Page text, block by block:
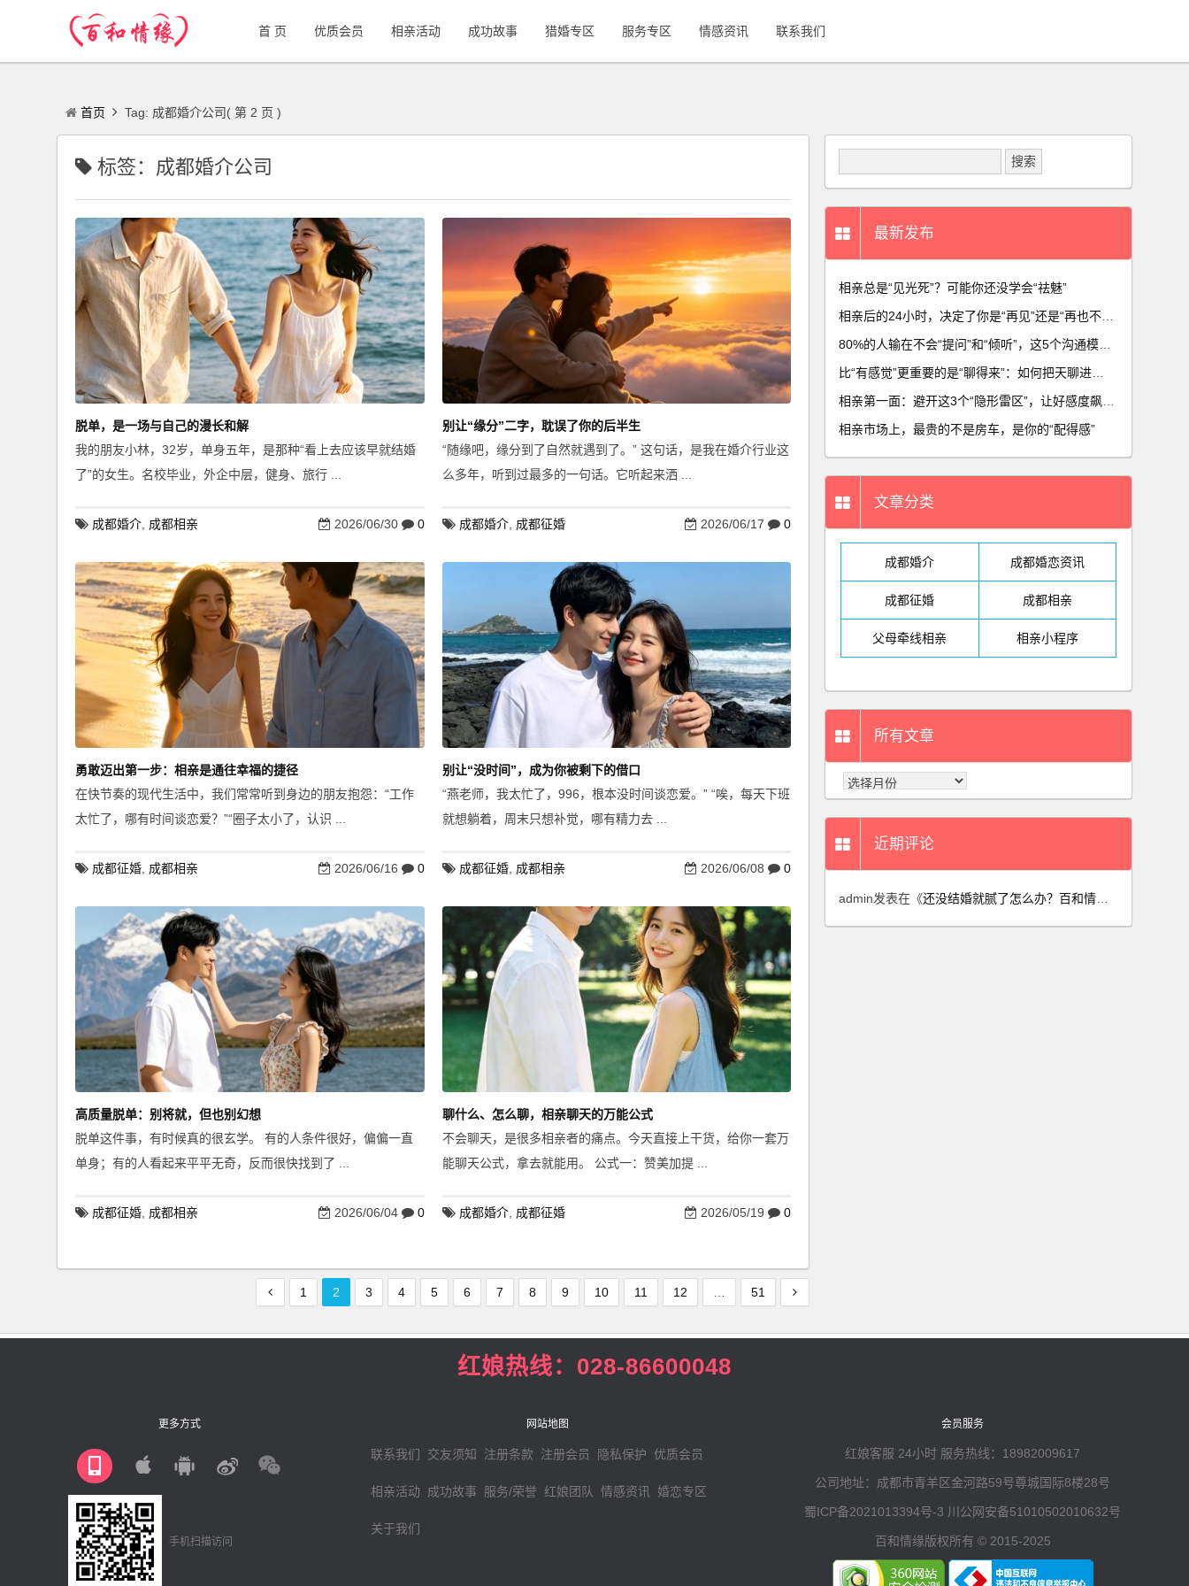
首 页 优质会员 相亲活动 成功故事 猎婚专区 服务专区 情感资讯 联系我们
首页 Tag: 成都婚介公司( 第 2 页 )
标签：成都婚介公司
脱单，是一场与自己的漫长和解
我的朋友小林，32岁，单身五年，是那种“看上去应该早就结婚
了”的女生。名校毕业，外企中层，健身、旅行 ...
成都婚介 成都相亲 2026/06/30 0
别让“缘分”二字，耽误了你的后半生
“随缘吧，缘分到了自然就遇到了。” 这句话，是我在婚介行业这
么多年，听到过最多的一句话。它听起来洒 ...
成都婚介, 成都征婚 2026/06/17 0
勇敢迈出第一步：相亲是通往幸福的捷径
在快节奏的现代生活中，我们常常听到身边的朋友抱怨：“工作
太忙了，哪有时间谈恋爱？”“圈子太小了，认识 ...
成都征婚 成都相亲 2026/06/16 0
别让“没时间”，成为你被剩下的借口
“燕老师，我太忙了，996，根本没时间谈恋爱。” “唉，每天下班
就想躺着，周末只想补觉，哪有精力去 ...
成都征婚, 成都相亲 2026/06/08 0
高质量脱单：别将就，但也别幻想
脱单这件事，有时候真的很玄学。 有的人条件很好，偏偏一直
单身；有的人看起来平平无奇，反而很快找到了 ...
成都征婚 成都相亲 2026/06/04 0
聊什么、怎么聊，相亲聊天的万能公式
不会聊天，是很多相亲者的痛点。今天直接上干货，给你一套万
能聊天公式，拿去就能用。 公式一：赞美加提 ...
成都婚介, 成都征婚 2026/05/19 0
1 2 3 4 5 6 7 8 9 10 11 12 51
最新发布
相亲总是“见光死”？可能你还没学会“祛魅”
相亲市场上，最贵的不是房车，是你的“配得感”
文章分类
成都婚介 成都婚恋资讯
成都征婚 成都相亲
父母牵线相亲 相亲小程序
所有文章
近期评论
admin发表在《还没结婚就腻了怎么办？百和情缘结合婚恋相亲案例谈
红娘热线：028-86600048
更多方式
手机扫描访问
网站地图
联系我们 交友须知 注册条款 注册会员 隐私保护 优质会员
相亲活动 成功故事 服务/荣誉 红娘团队 情感资讯 婚恋专区
关于我们
会员服务
红娘客服 24小时 服务热线：18982009617
公司地址：成都市青羊区金河路59号尊城国际8楼28号
蜀ICP备2021013394号-3 川公网安备51010502010632号
百和情缘版权所有 © 2015-2025